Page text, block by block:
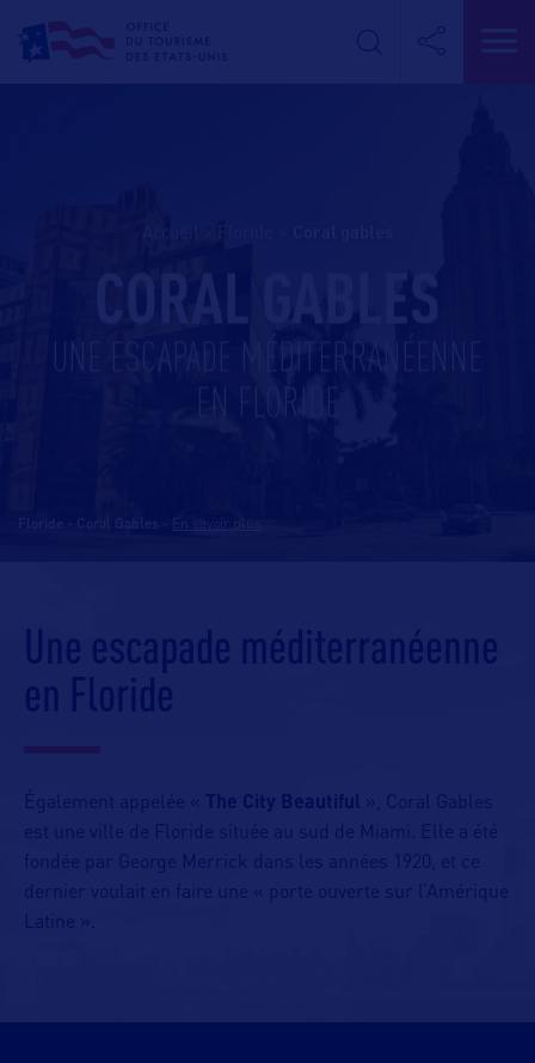
CORAL GABLES
UNE ESCAPADE MÉDITERRANÉENNE
EN FLORIDE
Floride - Coral Gables
Une escapade méditerranéenne
Également appelée « The City Beautiful
», Coral Gables
est une ville de Floride située au sud de Miami. Elle a été
fondée par George Merrick dans les années 1920, et ce
dernier voulait en faire une « porte ouverte sur l’Amérique
Latine ».